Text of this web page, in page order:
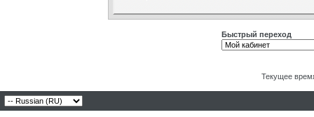
Быстрый переход
Текущее